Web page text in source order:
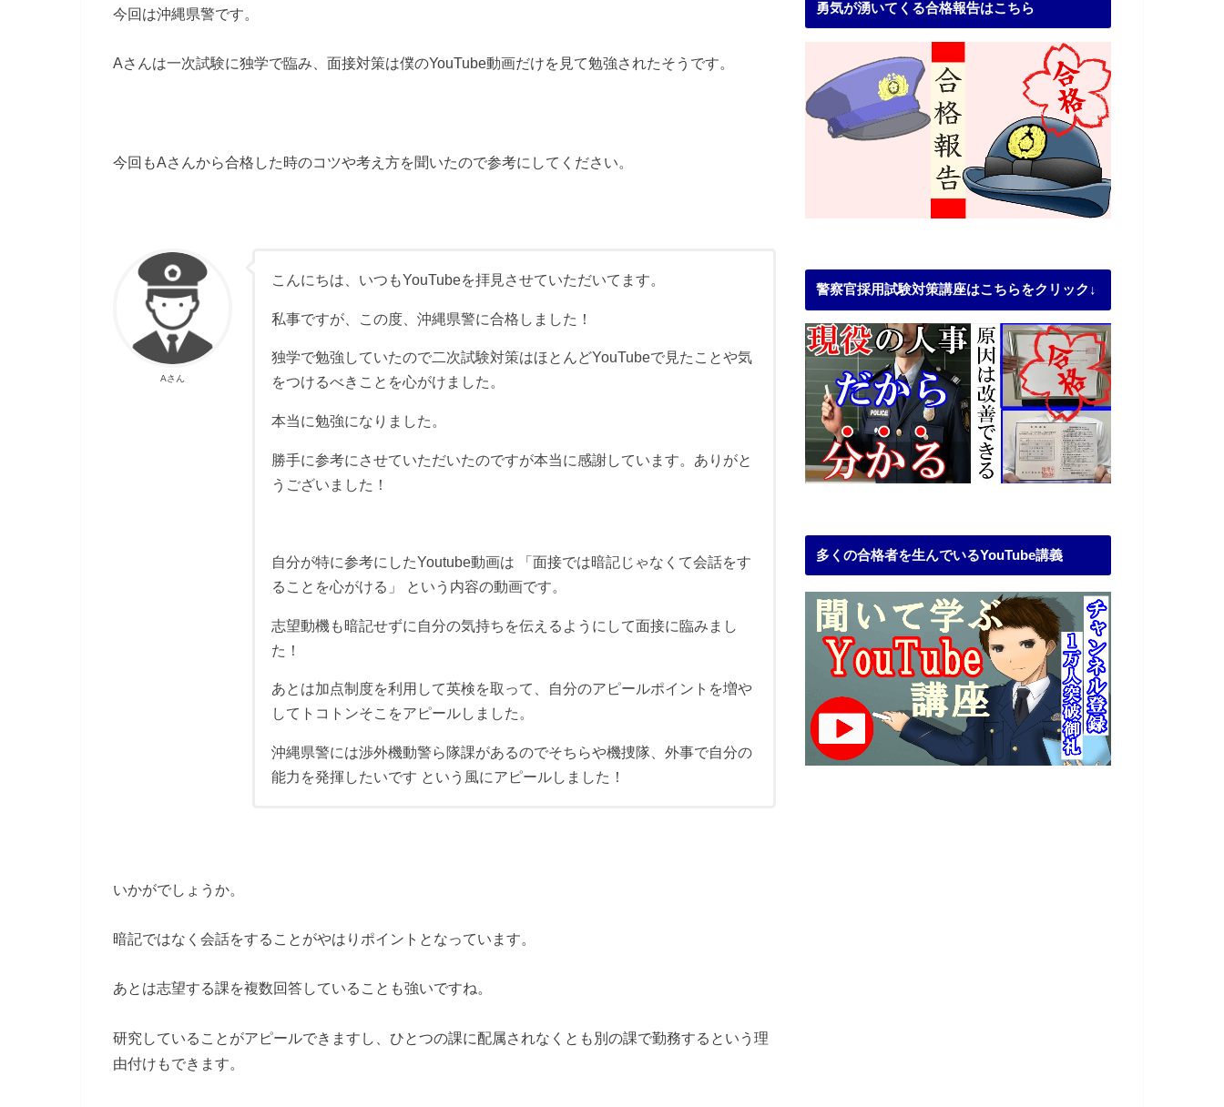
今回は沖縄県警です。
Aさんは一次試験に独学で臨み、面接対策は僕のYouTube動画だけを見て勉強されたそうです。
今回もAさんから合格した時のコツや考え方を聞いたので参考にしてください。
Aさん
こんにちは、いつもYouTubeを拝見させていただいてます。
私事ですが、この度、沖縄県警に合格しました！
独学で勉強していたので二次試験対策はほとんどYouTubeで見たことや気
をつけるべきことを心がけました。
本当に勉強になりました。
勝手に参考にさせていただいたのですが本当に感謝しています。ありがと
うございました！
自分が特に参考にしたYoutube動画は 「面接では暗記じゃなくて会話をす
ることを心がける」 という内容の動画です。
志望動機も暗記せずに自分の気持ちを伝えるようにして面接に臨みまし
た！
あとは加点制度を利用して英検を取って、自分のアピールポイントを増や
してトコトンそこをアピールしました。
沖縄県警には渉外機動警ら隊課があるのでそちらや機捜隊、外事で自分の
能力を発揮したいです という風にアピールしました！
いかがでしょうか。
暗記ではなく会話をすることがやはりポイントとなっています。
あとは志望する課を複数回答していることも強いですね。
研究していることがアピールできますし、ひとつの課に配属されなくとも別の課で勤務するという理
由付けもできます。
勇気が湧いてくる合格報告はこちら
警察官採用試験対策講座はこちらをクリック↓
多くの合格者を生んでいるYouTube講義